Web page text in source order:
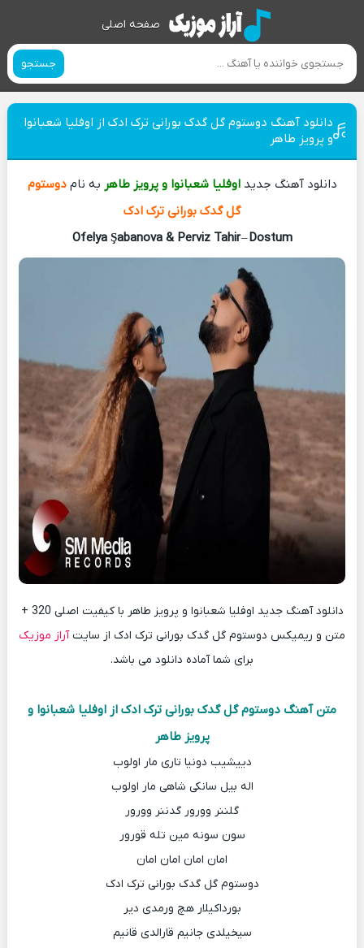
صفحه اصلی
جستجو
دانلود آهنگ دوستوم گل گدک بورانی ترک ادک از اوفلیا شعبانوا
و پرویز طاهر
دانلود آهنگ جدیداوفلیا شعبانوا و پرویز طاهر به نامدوستوم
گل گدک بورانی ترک ادک
Ofelya Şabanova & Perviz Tahir–Dostum
دانلود آهنگ جدید اوفلیا شعبانوا و پرویز طاهر با کیفیت اصلی 320 +
متن و ریمیکس دوستوم گل گدک بورانی ترک ادک از سایتآراز موزیک
برای شما آماده دانلود می باشد.
متن آهنگ دوستوم گل گدک بورانی ترک ادک از اوفلیا شعبانوا و
پرویز طاهر
دییشیب دونیا تاری مار اولوب
اله بیل سانکی شاهی مار اولوب
گلننر وورور گدننر وورور
سون سونه مین تله قورور
امان امان امان امان
دوستوم گل گدک بورانی ترک ادک
بورداکیلار هچ ورمدی دیر
سیخیلدی جانیم قارالدی قانیم